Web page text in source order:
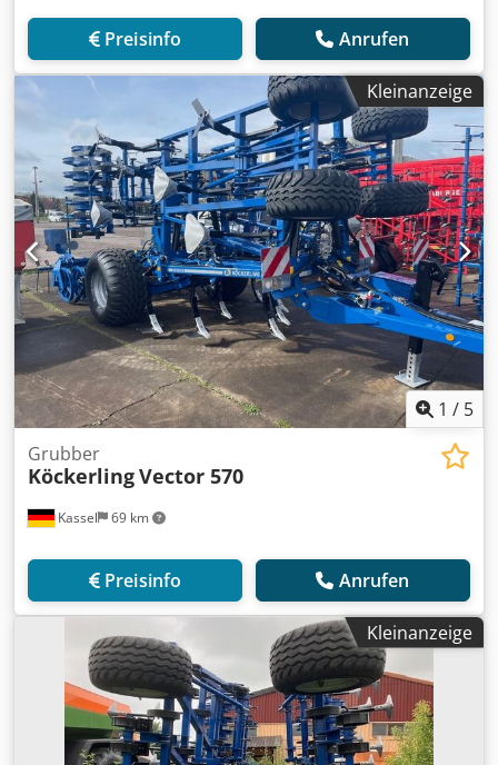
Preisinfo Anrufen
Kleinanzeige
1 / 5
Kassel 69 km
Grubber
KöckerlingVector 570
Preisinfo Anrufen
Kleinanzeige